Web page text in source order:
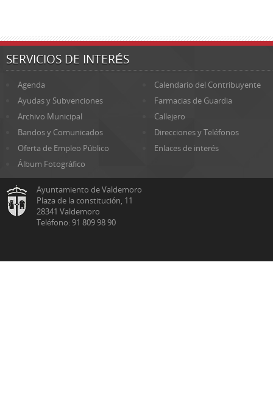
SERVICIOS DE INTERÉS
Agenda
Calendario del Contribuyente
Ayudas y Subvenciones
Farmacias de Guardia
Archivo Municipal
Callejero
Bandos y Comunicados
Direcciones y Teléfonos
Oferta de Empleo Público
Enlaces de interés
Álbum Fotográfico
Ayuntamiento de Valdemoro
Plaza de la constitución, 11
28341 Valdemoro
Teléfono: 91 809 98 90